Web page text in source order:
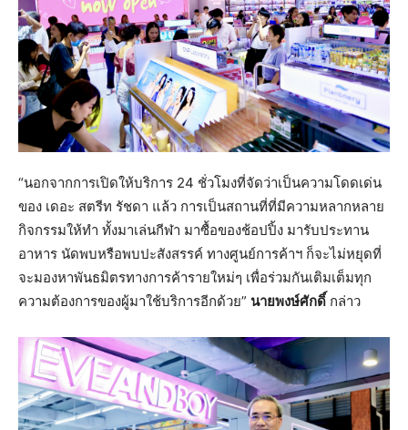
“นอกจากการเปิดให้บริการ 24 ชั่วโมงที่จัดว่าเป็นความโดดเด่น
ของ เดอะ สตรีท รัชดา แล้ว การเป็นสถานที่ที่มีความหลากหลาย
กิจกรรมให้ทำ ทั้งมาเล่นกีฬา มาซื้อของช้อปปิ้ง มารับประทาน
อาหาร นัดพบหรือพบปะสังสรรค์ ทางศูนย์การค้าฯ ก็จะไม่หยุดที่
จะมองหาพันธมิตรทางการค้ารายใหม่ๆ เพื่อร่วมกันเติมเต็มทุก
ความต้องการของผู้มาใช้บริการอีกด้วย” นายพงษ์ศักดิ์ กล่าว